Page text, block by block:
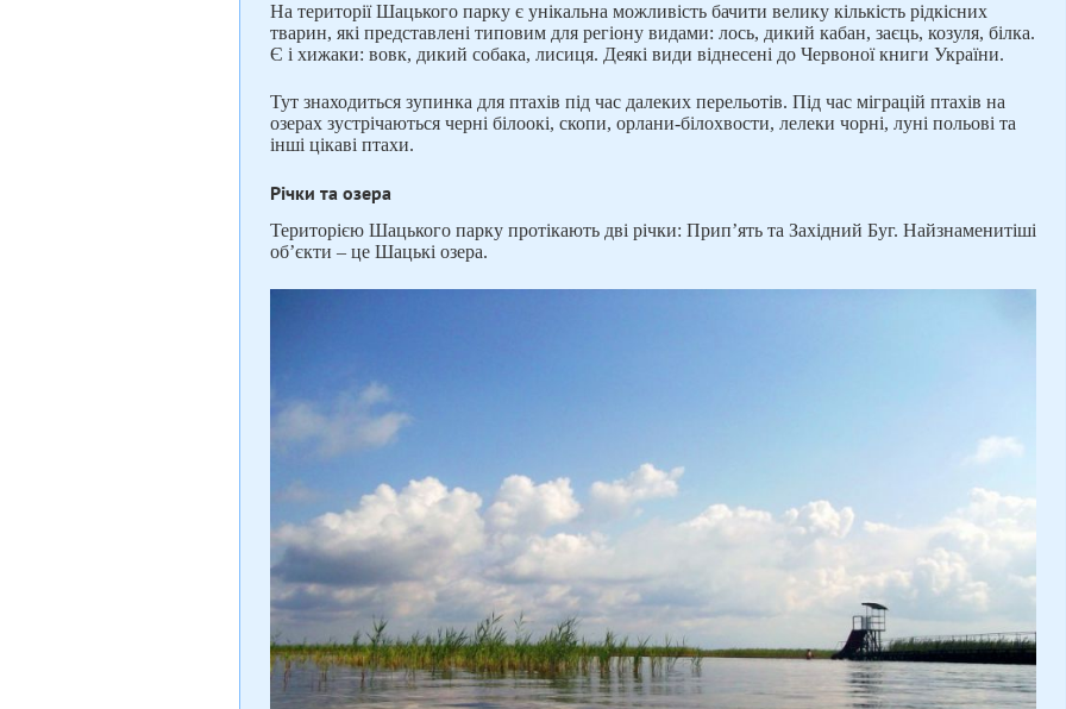
На території Шацького парку є унікальна можливість бачити велику кількість рідкісних
тварин, які представлені типовим для регіону видами: лось, дикий кабан, заєць, козуля, білка.
Є і хижаки: вовк, дикий собака, лисиця. Деякі види віднесені до Червоної книги України.
Тут знаходиться зупинка для птахів під час далеких перельотів. Під час міграцій птахів на
озерах зустрічаються черні білоокі, скопи, орлани-білохвости, лелеки чорні, луні польові та
інші цікаві птахи.
Річки та озера
Територією Шацького парку протікають дві річки: Прип’ять та Західний Буг. Найзнаменитіші
об’єкти – це Шацькі озера.